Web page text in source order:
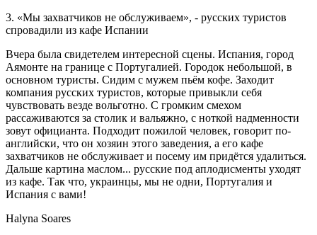
3. «Мы захватчиков не обслуживаем», - русских туристов
спровадили из кафе Испании
Вчера была свидетелем интересной сцены. Испания, город
Аямонте на границе с Португалией. Городок небольшой, в
основном туристы. Сидим с мужем пьём кофе. Заходит
компания русских туристов, которые привыкли себя
чувствовать везде вольготно. С громким смехом
рассаживаются за столик и вальяжно, с ноткой надменности
зовут официанта. Подходит пожилой человек, говорит по-
английски, что он хозяин этого заведения, а его кафе
захватчиков не обслуживает и посему им придётся удалиться.
Дальше картина маслом... русские под аплодисменты уходят
из кафе. Так что, украинцы, мы не одни, Португалия и
Испания с вами!
Halyna Soares